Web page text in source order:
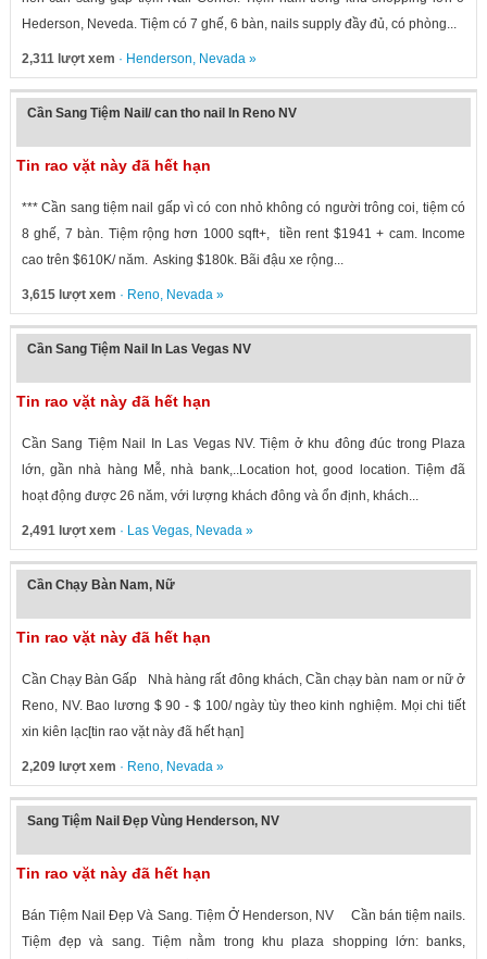
Hederson, Neveda. Tiệm có 7 ghế, 6 bàn, nails supply đầy đủ, có phòng...
2,311 lượt xem · Henderson, Nevada»
Cần Sang Tiệm Nail/ can tho nail In Reno NV
Tin rao vặt này đã hết hạn
*** Cần sang tiệm nail gấp vì có con nhỏ không có người trông coi, tiệm có
8 ghế, 7 bàn. Tiệm rộng hơn 1000 sqft+, tiền rent $1941 + cam. Income
cao trên $610K/ năm. Asking $180k. Bãi đậu xe rộng...
3,615 lượt xem · Reno, Nevada»
Cần Sang Tiệm Nail In Las Vegas NV
Tin rao vặt này đã hết hạn
Cần Sang Tiệm Nail In Las Vegas NV. Tiệm ở khu đông đúc trong Plaza
lớn, gần nhà hàng Mễ, nhà bank,..Location hot, good location. Tiệm đã
hoạt động được 26 năm, với lượng khách đông và ổn định, khách...
2,491 lượt xem · Las Vegas, Nevada»
Cần Chạy Bàn Nam, Nữ
Tin rao vặt này đã hết hạn
Cần Chạy Bàn Gấp Nhà hàng rất đông khách, Cần chạy bàn nam or nữ ở
Reno, NV. Bao lương $ 90 - $ 100/ ngày tùy theo kinh nghiệm. Mọi chi tiết
xin kiên lạc[tin rao vặt này đã hết hạn]
2,209 lượt xem · Reno, Nevada»
Sang Tiệm Nail Đẹp Vùng Henderson, NV
Tin rao vặt này đã hết hạn
Bán Tiệm Nail Đẹp Và Sang. Tiệm Ở Henderson, NV Cần bán tiệm nails.
Tiệm đẹp và sang. Tiệm nằm trong khu plaza shopping lớn: banks,